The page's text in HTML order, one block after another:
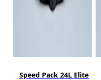
Speed Pack 24L Elite